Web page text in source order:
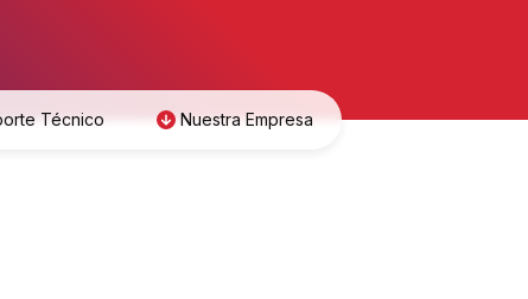
Técnico Nuestra Empresa